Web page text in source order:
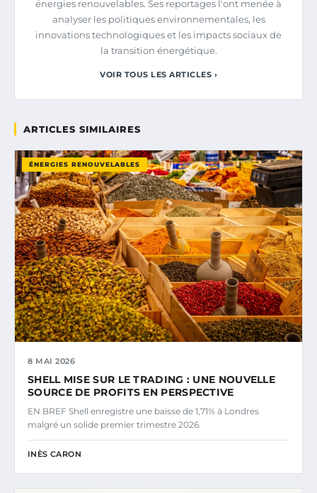
énergies renouvelables. Ses reportages l'ont menée à
analyser les politiques environnementales, les
innovations technologiques et les impacts sociaux de
la transition énergétique.
VOIR TOUS LES ARTICLES ›
ARTICLES SIMILAIRES
ÉNERGIES RENOUVELABLES
8 MAI 2026
SHELL MISE SUR LE TRADING : UNE NOUVELLE
SOURCE DE PROFITS EN PERSPECTIVE
EN BREF Shell enregistre une baisse de 1,71% à Londres
malgré un solide premier trimestre 2026.
INÈS CARON